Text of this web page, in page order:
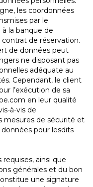
les coordonnées
par le
la banque de
contrat de réservation.
de données peut
ne disposant pas
adéquate au
Cependant, le client
l’exécution de sa
en leur qualité
à-vis de
mesures de sécurité et
pour lesdits
requises, ainsi que
générales et du bon
une signature